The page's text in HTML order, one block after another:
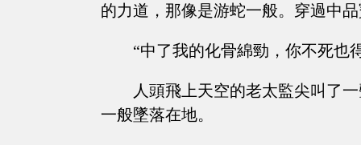
的力道，那像是游蛇一般。穿過中
“中了我的化骨綿勁，你不死也
人頭飛上天空的老太監尖叫了
一般墜落在地。